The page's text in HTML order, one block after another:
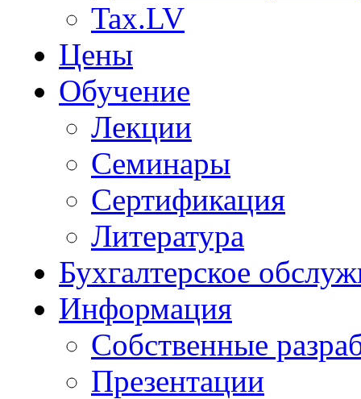
Tax.LV
Цены
Обучение
Лекции
Семинары
Сертификация
Литература
Бухгалтерское
Информация
Собственные
Презентации